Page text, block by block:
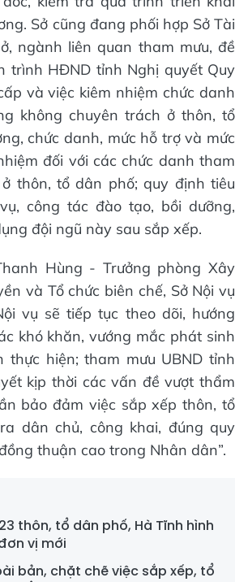
Sở cũng đang phối hợp Sở Tài
ngành liên quan tham mưu, đề
trình HĐND tỉnh Nghị quyết Quy
và việc kiêm nhiệm chức danh
không chuyên trách ở thôn, tổ
chức danh, mức hỗ trợ và mức
đối với các chức danh tham
thôn, tổ dân phố; quy định tiêu
công tác đào tạo, bồi dưỡng,
đội ngũ này sau sắp xếp.
Hùng - Trưởng phòng Xây
và Tổ chức biên chế, Sở Nội vụ
vụ sẽ tiếp tục theo dõi, hướng
khó khăn, vướng mắc phát sinh
thực hiện; tham mưu UBND tỉnh
kịp thời các vấn đề vượt thẩm
bảo đảm việc sắp xếp thôn, tổ
dân chủ, công khai, đúng quy
thuận cao trong Nhân dân”.
thôn, tổ dân phố, Hà Tĩnh hình
vị mới
bản, chặt chẽ việc sắp xếp, tổ